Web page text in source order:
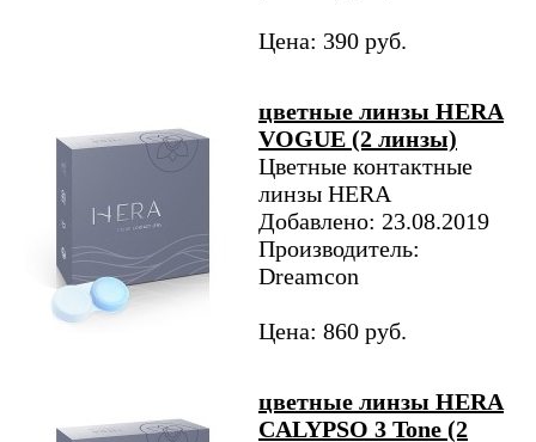
Цена: 390 руб.
цветные линзы HERA
VOGUE (2 линзы)
Цветные контактные
линзы HERA
Добавлено: 23.08.2019
Производитель:
Dreamcon
Цена: 860 руб.
цветные линзы HERA
CALYPSO 3 Tone (2